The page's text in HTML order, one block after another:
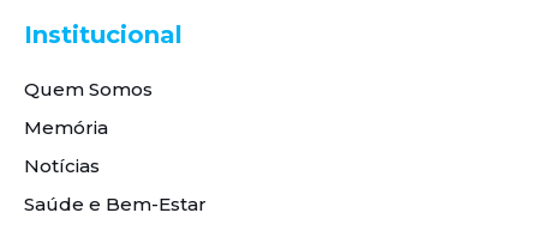
Institucional
Quem Somos
Memória
Notícias
Saúde e Bem-Estar